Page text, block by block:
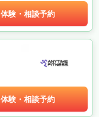
体験・相談予約
体験・相談予約